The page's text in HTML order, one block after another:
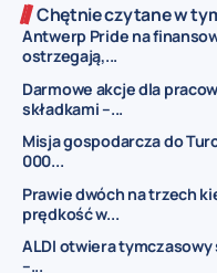
Chętnie czytane w
Antwerp Pride na
ostrzegają,...
Darmowe akcje dla
składkami –...
Misja gospodarcza do
000...
Prawie dwóch na trzech
prędkość w...
ALDI otwiera
–...